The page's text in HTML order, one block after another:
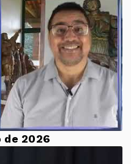
de 2026